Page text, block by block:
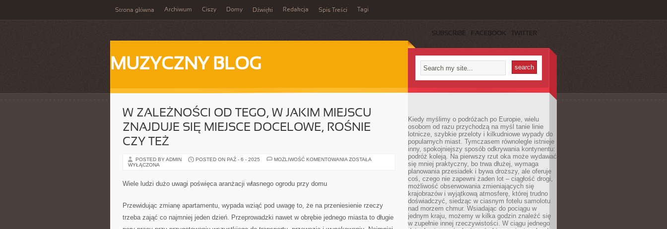
Strona główna Archiwum Ciszy Domy Dźwięki Redakcja Spis Treści Tagi
SUBSCRIBE FACEBOOK TWITTER
MUZYCZNY BLOG
W ZALEŻNOŚCI OD TEGO, W JAKIM MIEJSCU
ZNAJDUJE SIĘ MIEJSCE DOCELOWE, ROŚNIE
CZY TEŻ
POSTED BY ADMIN POSTED ON PAŹ - 6 - 2025 MOŻLIWOŚĆ KOMENTOWANIA W
SIĘ
MIEJSCE
ROŚNIE
ZOSTAŁA
WYŁĄCZONA
Wiele ludzi dużo uwagi poświęca aranżacji własnego ogrodu przy domu
Przewidując zmianę apartamentu, wypada wziąć pod uwagę to, że na przeniesienie rzeczy
trzeba zająć co najmniej jeden dzień. Przeprowadzki nawet w obrębie jednego miasta to długie
Kiedy myślimy o podróżach po Europie, wielu
osobom od razu przychodzą na myśl tanie linie
lotnicze, szybkie przeloty i kilkudniowe wypady do
popularnych miast. Tymczasem równolegle istnieje
inny, spokojniejszy sposób odkrywania kontynentu:
podróż koleją. Na pierwszy rzut oka może wydawać
się mniej praktyczny, bo trwa dłużej, wymaga
planowania przesiadek i bywa droższy, ale oferuje
coś, czego nie zapewni żaden lot – ciągłość drogi,
możliwość obserwowania zmieniających się
krajobrazów i wyjątkową atmosferę, której trudno
doświadczyć, siedząc w ciasnym fotelu samolotu
nad morzem chmur. Wsiadając do pociągu w
jednym kraju, możemy w kilka godzin znaleźć się
w zupełnie innej rzeczywistości. W ciągu jednego